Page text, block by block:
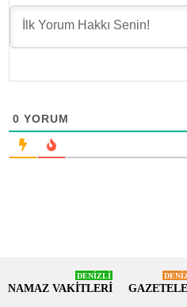
0 YORUM
NAMAZ VAKİTLERİ
DENİZLİ